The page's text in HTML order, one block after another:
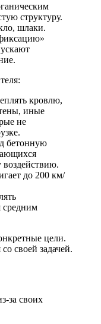
структуру.
шлаки.
кровлю,
иные
не
бетонную
до 200 км/
средним
цели.
своей задачей.
за своих